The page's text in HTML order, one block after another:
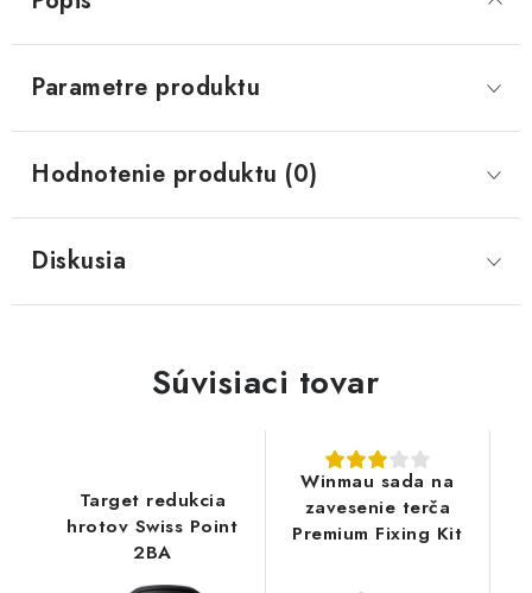
Parametre produktu
Hodnotenie produktu (0)
Diskusia
Súvisiaci tovar
Target redukcia
hrotov Swiss Point
2BA
Winmau sada na
zavesenie terča
Premium Fixing Kit